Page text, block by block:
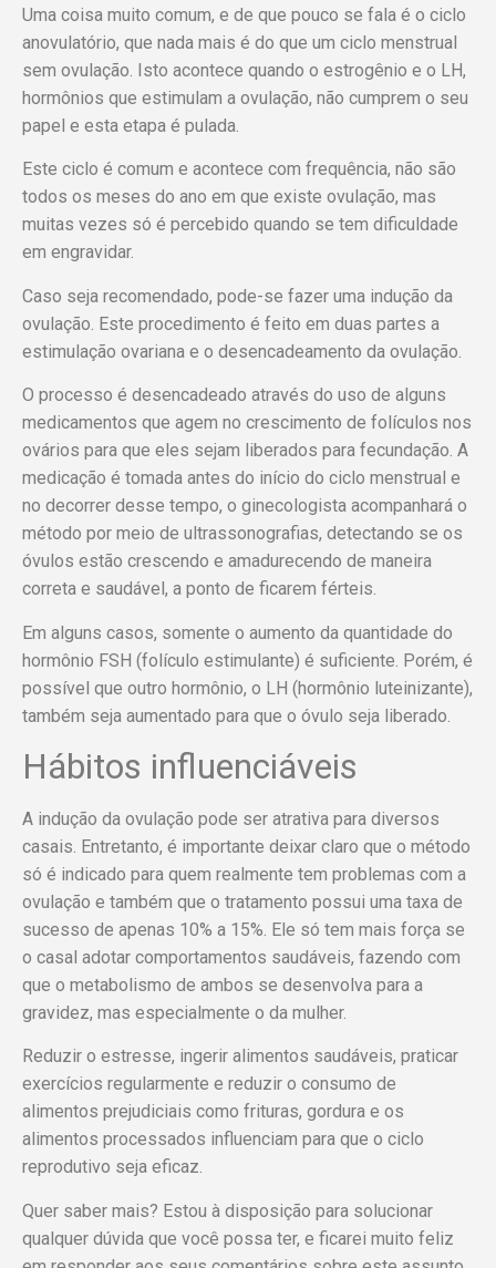
Uma coisa muito comum, e de que pouco se fala é o ciclo
anovulatório, que nada mais é do que um ciclo menstrual
sem ovulação. Isto acontece quando o estrogênio e o LH,
hormônios que estimulam a ovulação, não cumprem o seu
papel e esta etapa é pulada.
Este ciclo é comum e acontece com frequência, não são
todos os meses do ano em que existe ovulação, mas
muitas vezes só é percebido quando se tem dificuldade
em engravidar.
Caso seja recomendado, pode-se fazer uma indução da
ovulação. Este procedimento é feito em duas partes a
estimulação ovariana e o desencadeamento da ovulação.
O processo é desencadeado através do uso de alguns
medicamentos que agem no crescimento de folículos nos
ovários para que eles sejam liberados para fecundação. A
medicação é tomada antes do início do ciclo menstrual e
no decorrer desse tempo, o ginecologista acompanhará o
método por meio de ultrassonografias, detectando se os
óvulos estão crescendo e amadurecendo de maneira
correta e saudável, a ponto de ficarem férteis.
Em alguns casos, somente o aumento da quantidade do
hormônio FSH (folículo estimulante) é suficiente. Porém, é
possível que outro hormônio, o LH (hormônio luteinizante),
também seja aumentado para que o óvulo seja liberado.
Hábitos influenciáveis
A indução da ovulação pode ser atrativa para diversos
casais. Entretanto, é importante deixar claro que o método
só é indicado para quem realmente tem problemas com a
ovulação e também que o tratamento possui uma taxa de
sucesso de apenas 10% a 15%. Ele só tem mais força se
o casal adotar comportamentos saudáveis, fazendo com
que o metabolismo de ambos se desenvolva para a
gravidez, mas especialmente o da mulher.
Reduzir o estresse, ingerir alimentos saudáveis, praticar
exercícios regularmente e reduzir o consumo de
alimentos prejudiciais como frituras, gordura e os
alimentos processados influenciam para que o ciclo
reprodutivo seja eficaz.
Quer saber mais? Estou à disposição para solucionar
qualquer dúvida que você possa ter, e ficarei muito feliz